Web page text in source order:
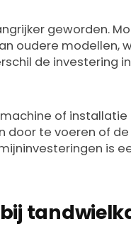
geworden.
oudere modellen,
de investering
of installatie
door te voeren of
is